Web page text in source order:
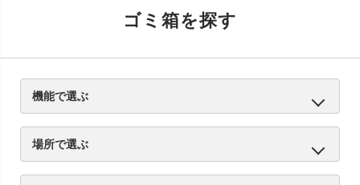
ゴミ箱を探す
機能で選ぶ
場所で選ぶ